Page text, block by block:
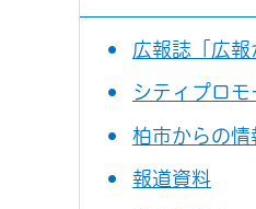
広報誌「広報
シティプロ
柏市からの情
報道資料